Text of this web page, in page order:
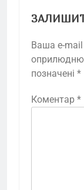
Ваша e-
позначені *
Коментар *